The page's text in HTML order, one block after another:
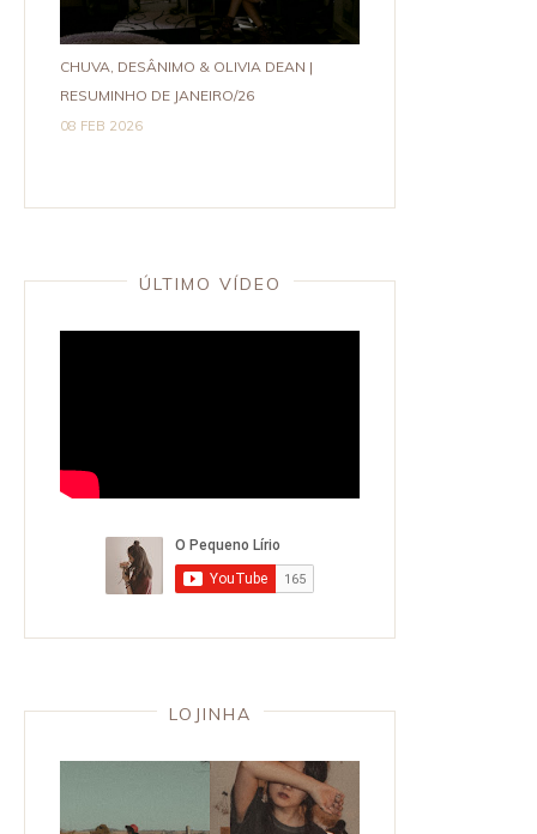
CHUVA, DESÂNIMO & OLIVIA DEAN |
RESUMINHO DE JANEIRO/26
08 FEB 2026
ÚLTIMO VÍDEO
LOJINHA